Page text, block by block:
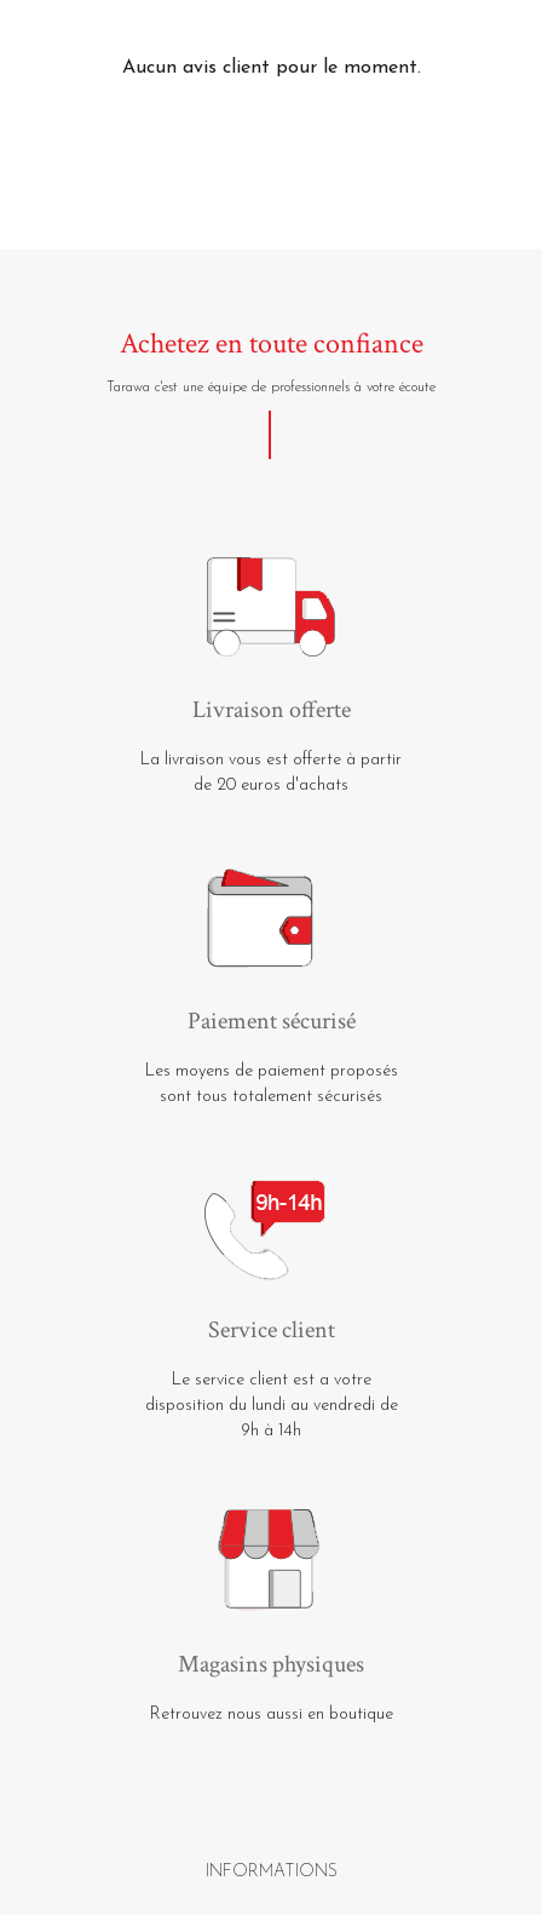
Aucun avis client pour le moment.
Achetez en toute confiance
Tarawa c'est une équipe de professionnels à votre écoute
Livraison offerte
La livraison vous est offerte à partir
de 20 euros d'achats
Paiement sécurisé
Les moyens de paiement proposés
sont tous totalement sécurisés
Service client
Le service client est a votre
disposition du lundi au vendredi de
9h à 14h
Magasins physiques
Retrouvez nous aussi en boutique
INFORMATIONS